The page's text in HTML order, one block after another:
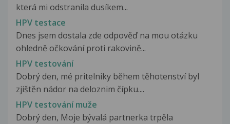
která mi odstranila dusíkem...
HPV testace
Dnes jsem dostala zde odpověď na mou otázku
ohledně očkování proti rakovině...
HPV testování
Dobrý den, mé pritelniky během těhotenství byl
zjištěn nádor na deloznim čípku....
HPV testování muže
Dobrý den, Moje bývalá partnerka trpěla